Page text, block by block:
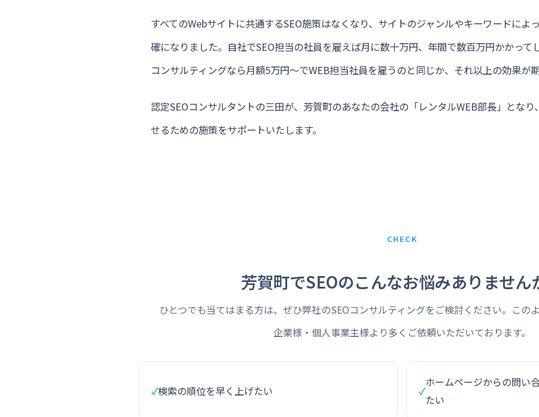
すべてのWebサイトに共通するSEO施策はなくなり、サイトのジャンルやキーワードによ
確になりました。自社でSEO担当の社員を雇えば月に数十万円、年間で数百万円かかって
コンサルティングなら月額5万円〜でWEB担当社員を雇うのと同じか、それ以上の効果が期
認定SEOコンサルタントの三田が、芳賀町のあなたの会社の「レンタルWEB部長」となり
せるための施策をサポートいたします。
CHECK
芳賀町でSEOのこんなお悩みありません
ひとつでも当てはまる方は、ぜひ弊社のSEOコンサルティングをご検討ください。この
企業様・個人事業主様より多くご依頼いただいております。
✓検索の順位を早く上げたい ✓
ホームページからの問い
たい